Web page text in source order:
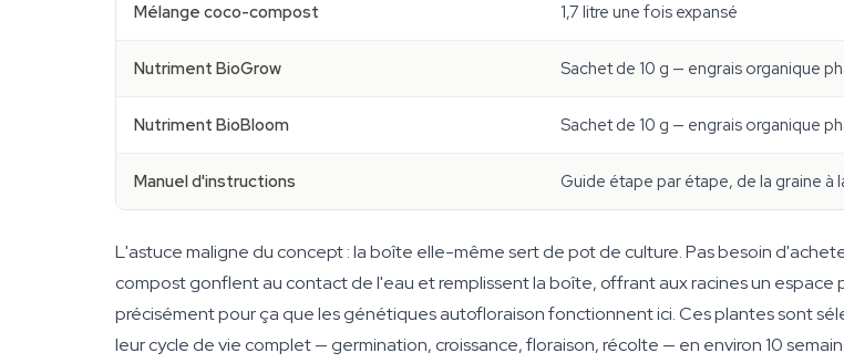
Mélange coco-compost 1,7 litre une fois expansé
Nutriment BioGrow Sachet de 10 g — engrais organique
Nutriment BioBloom Sachet de 10 g — engrais organique
Manuel d'instructions Guide étape par étape, de la graine à
L'astuce maligne du concept : la boîte elle-même sert de pot de culture. Pas besoin
compost gonflent au contact de l'eau et remplissent la boîte, offrant aux racines un
précisément pour ça que les génétiques autofloraison fonctionnent ici. Ces plantes sont
leur cycle de vie complet — germination, croissance, floraison, récolte — en environ 10